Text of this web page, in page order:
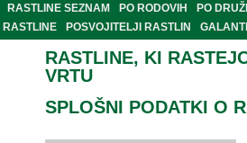
RASTLINE SEZNAM PO RODOVIH PO
RASTLINE
POSVOJITELJI RASTLIN
RASTLINE, KI
VRTU
SPLOŠNI PODATKI O